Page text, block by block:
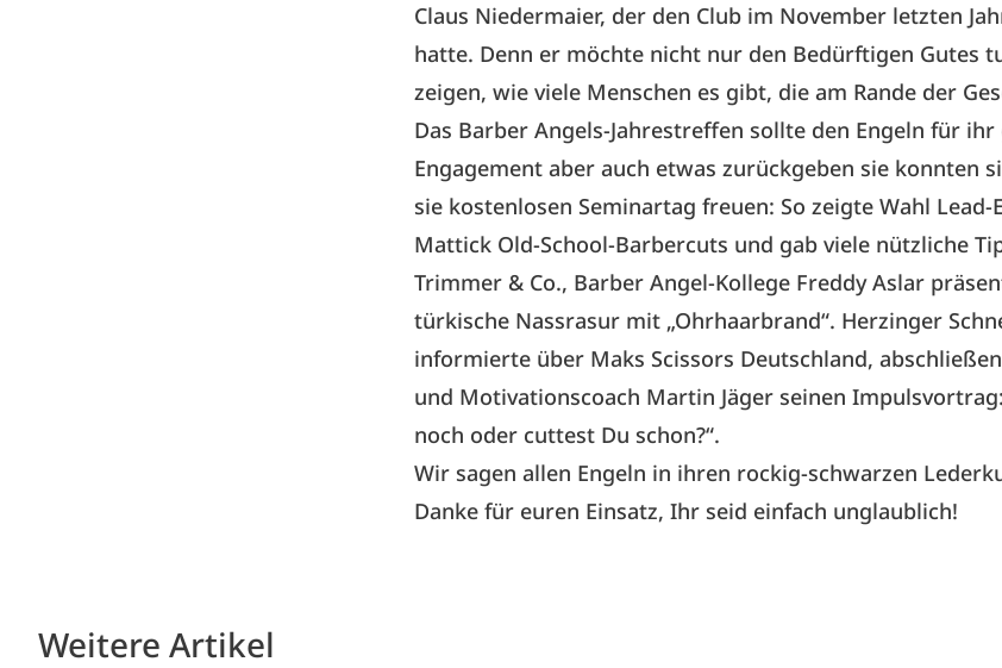
Claus Niedermaier, der den Club im November letzten
hatte. Denn er möchte nicht nur den Bedürftigen Gutes
zeigen, wie viele Menschen es gibt, die am Rande der
Das Barber Angels-Jahrestreffen sollte den Engeln für
Engagement aber auch etwas zurückgeben sie konnten
sie kostenlosen Seminartag freuen: So zeigte Wahl Lead-
Mattick Old-School-Barbercuts und gab viele nützliche
Trimmer & Co., Barber Angel-Kollege Freddy Aslar
türkische Nassrasur mit „Ohrhaarbrand“. Herzinger
informierte über Maks Scissors Deutschland,
und Motivationscoach Martin Jäger seinen
noch oder cuttest Du schon?“.
Wir sagen allen Engeln in ihren rockig-schwarzen
Danke für euren Einsatz, Ihr seid einfach unglaublich!
Weitere Artikel